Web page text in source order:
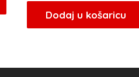
KM.
bila
je:
je:
3,82
Dodaj u košaricu